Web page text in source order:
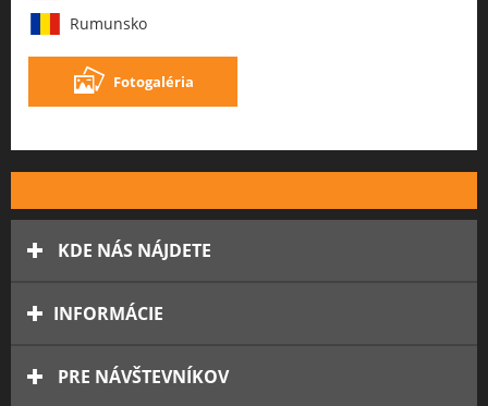
Rumunsko
Fotogaléria
KDE NÁS NÁJDETE
INFORMÁCIE
PRE NÁVŠTEVNÍKOV